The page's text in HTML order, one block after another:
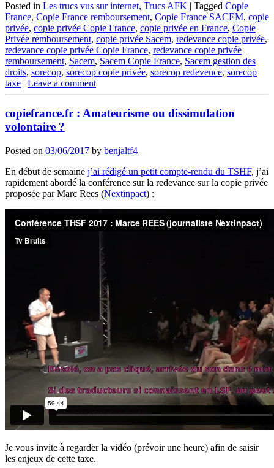
Posted in Les trucs vus sur internet, Trucs AFK | Tagged Copie
France, Copie France remboursement, Copie France SACEM, copie
privée, copie privée Copie France, copie privée en France, Copie
Privée remboursement, copie privée Sacem, redevance copie privée,
redevance copie privée Copie France, redevance copie privée
remboursement, Sacem, Sacem Copie France, Sacem gestion des
droits, sorecop, sorecop copie privée, sorecop redevence, sorecop
taxe | Leave a comment
copiefrance.fr : Amateurisme ou dissimulation
volontaire ?
Posted on 03/06/2017 by benjaltf4
En début de semaine j’ai rédigé un petit compte-rendu du TSHF, j’ai
rapidement abordé la conférence sur la redevance sur la copie privée
proposée par Marc Rees (Nextinpact) :
Je vous invite à regarder la vidéo (prévoir une heure) afin de saisir
les enjeux de cette taxe.